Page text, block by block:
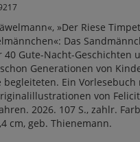
»Der Riese
Das
40 Gute-Nacht-Geschichten
Generationen von
begleiteten. Ein Vorlesebuch
von
2026. 107 S., zahlr.
cm, geb. Thienemann.